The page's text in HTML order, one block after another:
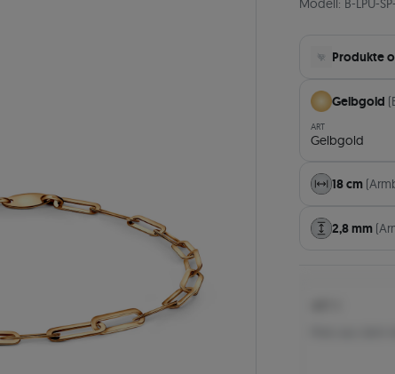
Modell: B-LPU-
Produkte
Gelbgold
ART
Gelbgold
18 cm
2,8 mm